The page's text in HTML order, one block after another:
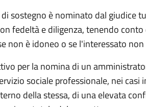
sostegno è nominato dal giudice
fedeltà e diligenza, tenendo
non è idoneo o se l'interessato
per la nomina di un
sociale professionale, nei casi
della stessa, di una elevata